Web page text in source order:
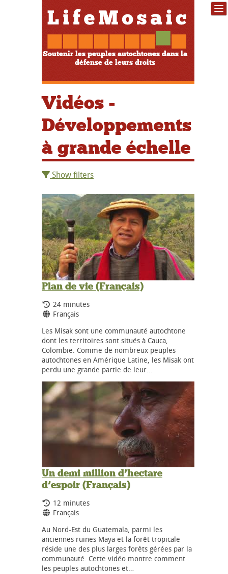
Soutenir les peuples autochtones dans la
défense de leurs droits
Vidéos -
Développements
à grande échelle
Show filters
Plan de vie (Français)
Durée:
24 minutes
Langues:
Français
Les Misak sont une communauté autochtone
dont les territoires sont situés à Cauca,
Colombie. Comme de nombreux peuples
autochtones en Amérique Latine, les Misak ont
perdu une grande partie de leur…
Un demi million d’hectare
d’espoir (Français)
Durée:
12 minutes
Langues:
Français
Au Nord-Est du Guatemala, parmi les
anciennes ruines Maya et la forêt tropicale
réside une des plus larges forêts gérées par la
communauté. Cette vidéo montre comment
les peuples autochtones et…